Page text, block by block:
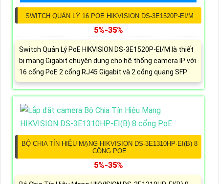
SWITCH QUẢN LÝ 16 POE HIKVISION DS-3E1520P-EI/M
5%-35%
Switch Quản Lý PoE HIKVISION DS-3E1520P-EI/M là thiết
bị mạng Gigabit chuyên dụng cho hệ thống camera IP với
16 cổng PoE 2 cổng RJ45 Gigabit và 2 cổng quang SFP
BỘ CHIA TÍN HIỆU MẠNG HIKVISION DS-3E1310HP-EI(B) 8
CỔNG POE
5%-35%